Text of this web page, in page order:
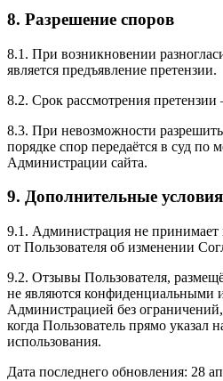
8. Разрешение споров
8.1. При возникновении
является предъявление претензии.
8.2. Срок рассмотрения
8.3. При невозможности
порядке спор передаётся в суд по
Администрации сайта.
9. Дополнительные условия
9.1. Администрация не принимает
от Пользователя об изменении
9.2. Отзывы Пользователя,
не являются конфиденциальными
Администрацией без
когда Пользователь прямо указал
использования.
Дата последнего обновления: 28